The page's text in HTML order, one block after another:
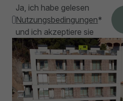
Ja, ich habe gelesen
Nutzungsbedingungen*
und ich akzeptiere sie